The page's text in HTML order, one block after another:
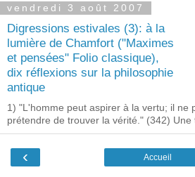
vendredi 3 août 2007
Digressions estivales (3): à la
lumière de Chamfort ("Maximes
et pensées" Folio classique),
dix réflexions sur la philosophie
antique
1) "L'homme peut aspirer à la vertu; il ne
prétendre de trouver la vérité." (342) Une
‹ Accueil